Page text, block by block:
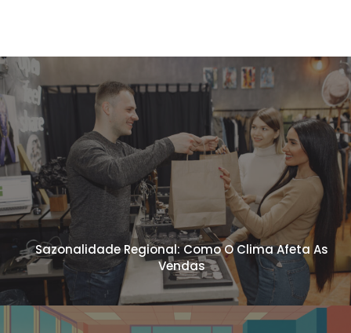
Sazonalidade Regional: Como O Clima Afeta As
Vendas